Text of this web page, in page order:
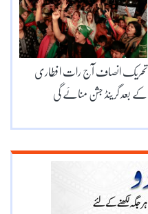
تحریک انصاف آج رات افطاری
کے بعد گرینڈ جشن منائے گی